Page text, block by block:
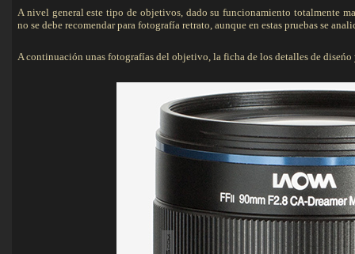
A nivel general este tipo de objetivos, dado su funcionamiento totalmente
no se debe recomendar para fotografía retrato, aunque en estas pruebas se
A continuación unas fotografías del objetivo, la ficha de los detalles de